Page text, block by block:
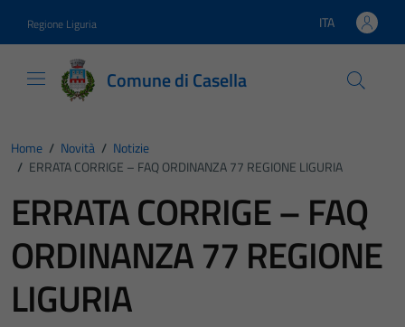
Regione Liguria Lingua attiva:
ITA
Comune di Casella
Home / Novità / Notizie
/ ERRATA CORRIGE – FAQ ORDINANZA 77 REGIONE LIGURIA
ERRATA CORRIGE – FAQ
ORDINANZA 77 REGIONE
LIGURIA